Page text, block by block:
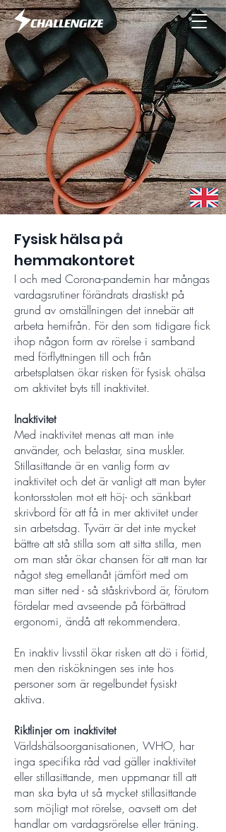
Fysisk hälsa på
hemmakontoret
I och med Corona-pandemin har mångas
vardagsrutiner förändrats drastiskt på
grund av omställningen det innebär att
arbeta hemifrån. För den som tidigare fick
ihop någon form av rörelse i samband
med förflyttningen till och från
arbetsplatsen ökar risken för fysisk ohälsa
om aktivitet byts till inaktivitet.
Inaktivitet
Med inaktivitet menas att man inte
använder, och belastar, sina muskler.
Stillasittande är en vanlig form av
inaktivitet och det är vanligt att man byter
kontorsstolen mot ett höj- och sänkbart
skrivbord för att få in mer aktivitet under
sin arbetsdag. Tyvärr är det inte mycket
bättre att stå stilla som att sitta stilla, men
om man står ökar chansen för att man tar
något steg emellanåt jämfört med om
man sitter ned - så ståskrivbord är, förutom
fördelar med avseende på förbättrad
ergonomi, ändå att rekommendera.
En inaktiv livsstil ökar risken att dö i förtid,
men den riskökningen ses inte hos
personer som är regelbundet fysiskt
aktiva.
Riktlinjer om inaktivitet
Världshälsoorganisationen, WHO, har
inga specifika råd vad gäller inaktivitet
eller stillasittande, men uppmanar till att
man ska byta ut så mycket stillasittande
som möjligt mot rörelse, oavsett om det
handlar om vardagsrörelse eller träning.